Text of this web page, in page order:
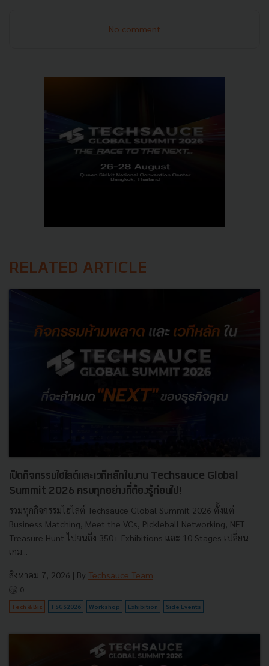
No comment
RELATED ARTICLE
เปิดกิจกรรมไฮไลต์และเวทีหลักในงาน Techsauce Global
Summit 2026 ครบทุกอย่างที่ต้องรู้ก่อนไป!
รวมทุกกิจกรรมไฮไลต์ Techsauce Global Summit 2026 ตั้งแต่
Business Matching, Meet the VCs, Pickleball Networking, NFT
Treasure Hunt ไปจนถึง 350+ Exhibitions และ 10 Stages เปลี่ยน
เกม...
สิงหาคม 7, 2026 | By Techsauce Team
0
Tech & Biz TSGS2026 Workshop Exhibition Side Events